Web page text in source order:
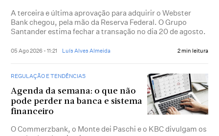
A terceira e última aprovação para adquirir o Webster
Bank chegou, pela mão da Reserva Federal. O Grupo
Santander estima fechar a transação no dia 20 de agosto.
05 Ago 2026 - 11:21 Luís Alves Almeida 2 min leitura
REGULAÇÃO E TENDÊNCIAS
Agenda da semana: o que não
pode perder na banca e sistema
financeiro
O Commerzbank, o Monte dei Paschi e o KBC divulgam os